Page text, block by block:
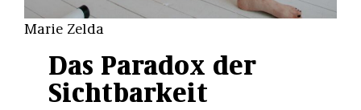
Marie Zelda
Das Paradox der
Sichtbarkeit